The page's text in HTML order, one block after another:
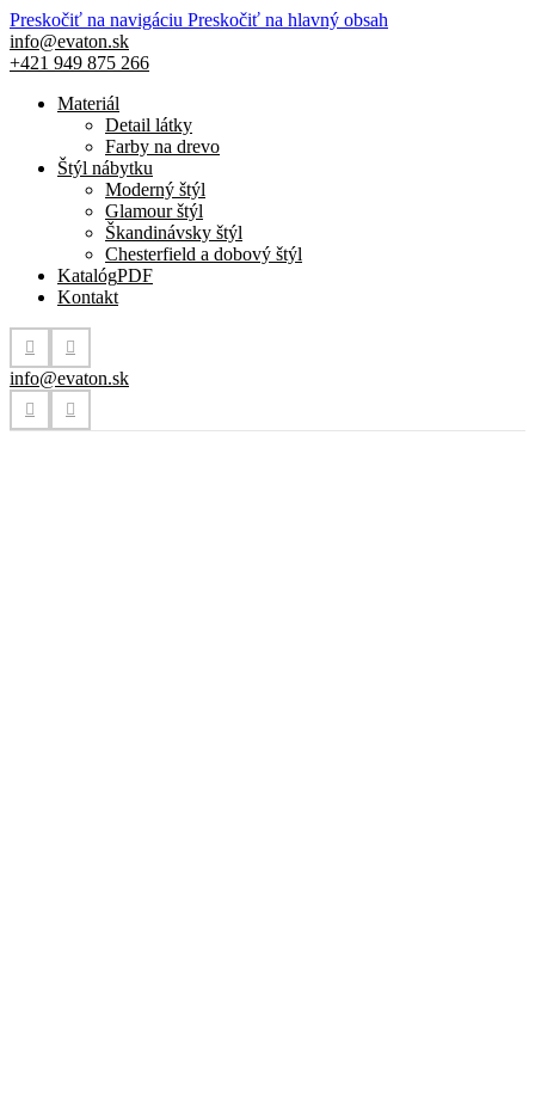
Preskočiť na navigáciu Preskočiť na hlavný obsah
info@evaton.sk
+421 949 875 266
Materiál
Detail látky
Farby na drevo
Štýl nábytku
Moderný štýl
Glamour štýl
Škandinávsky štýl
Chesterfield a dobový štýl
KatalógPDF
Kontakt
info@evaton.sk